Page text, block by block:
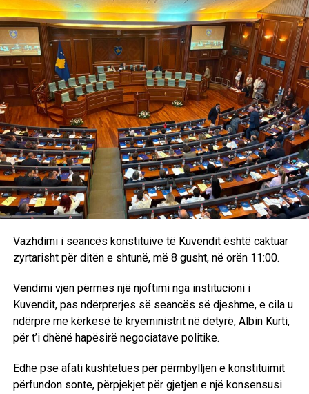
Vazhdimi i seancës konstituive të Kuvendit është caktuar
zyrtarisht për ditën e shtunë, më 8 gusht, në orën 11:00.
Vendimi vjen përmes një njoftimi nga institucioni i
Kuvendit, pas ndërprerjes së seancës së djeshme, e cila u
ndërpre me kërkesë të kryeministrit në detyrë, Albin Kurti,
për t’i dhënë hapësirë negociatave politike.
Edhe pse afati kushtetues për përmbylljen e konstituimit
përfundon sonte, përpjekjet për gjetjen e një konsensusi